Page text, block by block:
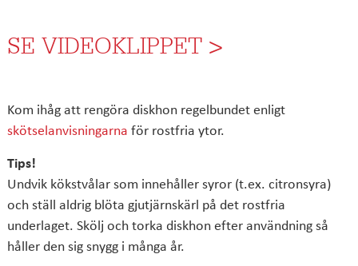
SE VIDEOKLIPPET >
Kom ihåg att rengöra diskhon regelbundet enligt
skötselanvisningarna för rostfria ytor.
Tips!
Undvik kökstvålar som innehåller syror (t.ex. citronsyra)
och ställ aldrig blöta gjutjärnskärl på det rostfria
underlaget. Skölj och torka diskhon efter användning så
håller den sig snygg i många år.